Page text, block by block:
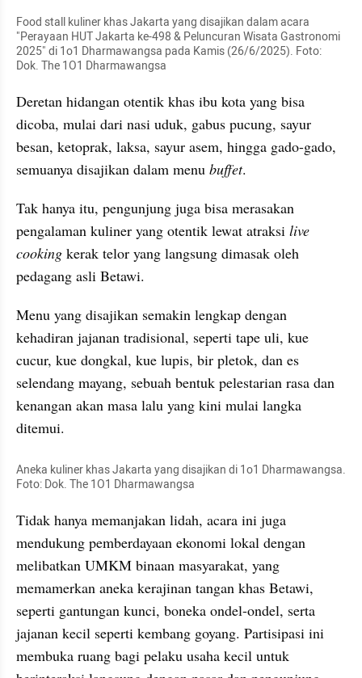
Food stall kuliner khas Jakarta yang disajikan dalam acara
"Perayaan HUT Jakarta ke-498 & Peluncuran Wisata Gastronomi
2025" di 1o1 Dharmawangsa pada Kamis (26/6/2025). Foto:
Dok. The 1O1 Dharmawangsa
Deretan hidangan otentik khas ibu kota yang bisa
dicoba, mulai dari nasi uduk, gabus pucung, sayur
besan, ketoprak, laksa, sayur asem, hingga gado-gado,
semuanya disajikan dalam menu buffet.
Tak hanya itu, pengunjung juga bisa merasakan
pengalaman kuliner yang otentik lewat atraksi live
cooking kerak telor yang langsung dimasak oleh
pedagang asli Betawi.
Menu yang disajikan semakin lengkap dengan
kehadiran jajanan tradisional, seperti tape uli, kue
cucur, kue dongkal, kue lupis, bir pletok, dan es
selendang mayang, sebuah bentuk pelestarian rasa dan
kenangan akan masa lalu yang kini mulai langka
ditemui.
Aneka kuliner khas Jakarta yang disajikan di 1o1 Dharmawangsa.
Foto: Dok. The 1O1 Dharmawangsa
Tidak hanya memanjakan lidah, acara ini juga
mendukung pemberdayaan ekonomi lokal dengan
melibatkan UMKM binaan masyarakat, yang
memamerkan aneka kerajinan tangan khas Betawi,
seperti gantungan kunci, boneka ondel-ondel, serta
jajanan kecil seperti kembang goyang. Partisipasi ini
membuka ruang bagi pelaku usaha kecil untuk